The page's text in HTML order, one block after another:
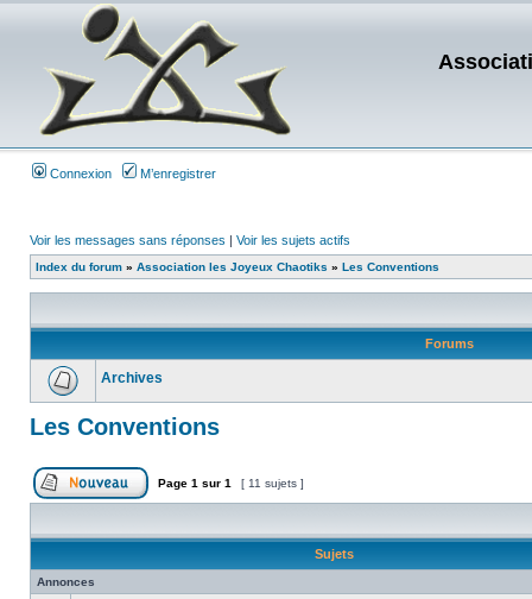
Connexion M’enregistrer
Voir les messages sans réponses | Voir les sujets actifs
Index du forum » Association les Joyeux Chaotiks » Les Conventions
Forums
Archives
Les Conventions
Page 1 sur 1 [ 11 sujets ]
Sujets
Annonces